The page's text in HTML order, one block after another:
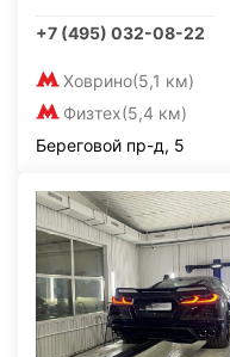
+7 (495) 032-08-22
Ховрино(5,1 км)
Физтех(5,4 км)
Береговой пр-д, 5